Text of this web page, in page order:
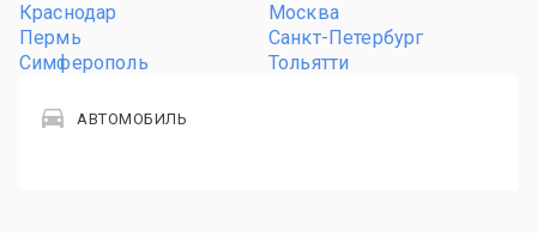
Краснодар
Москва
Пермь
Санкт-Петербург
Симферополь
Тольятти
АВТОМОБИЛЬ